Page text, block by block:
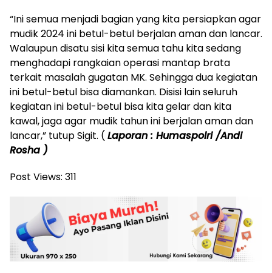
“Ini semua menjadi bagian yang kita persiapkan agar
mudik 2024 ini betul-betul berjalan aman dan lancar.
Walaupun disatu sisi kita semua tahu kita sedang
menghadapi rangkaian operasi mantap brata
terkait masalah gugatan MK. Sehingga dua kegiatan
ini betul-betul bisa diamankan. Disisi lain seluruh
kegiatan ini betul-betul bisa kita gelar dan kita
kawal, jaga agar mudik tahun ini berjalan aman dan
lancar,” tutup Sigit. ( Laporan : Humaspolri /Andi
Rosha )
Post Views: 311